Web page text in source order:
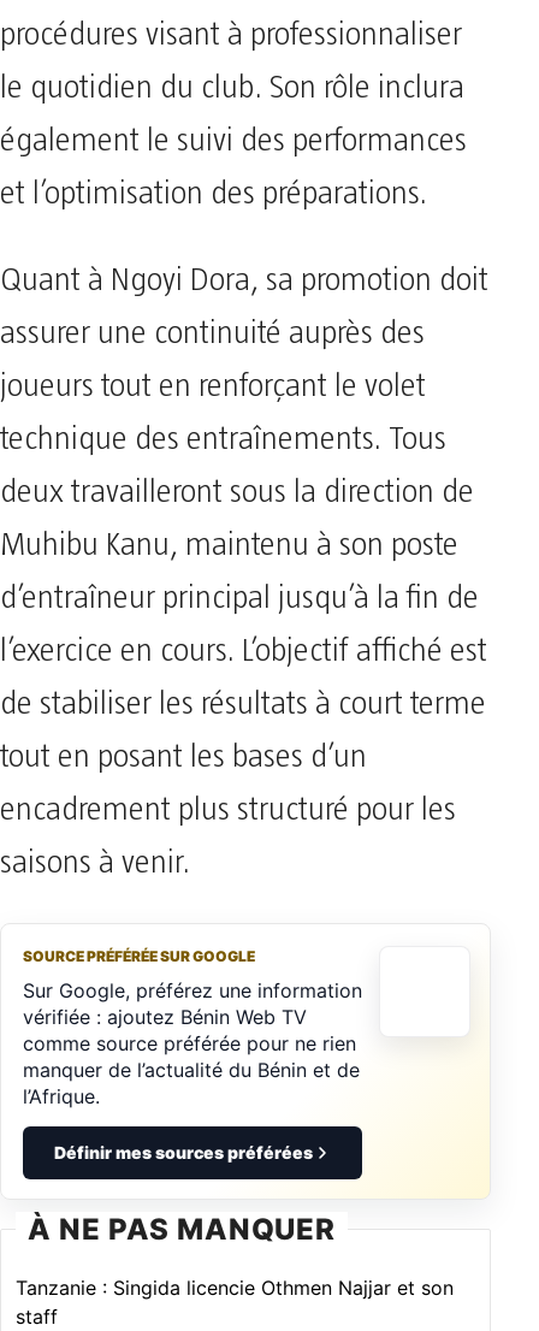
procédures visant à professionnaliser
le quotidien du club. Son rôle inclura
également le suivi des performances
et l’optimisation des préparations.
Quant à Ngoyi Dora, sa promotion doit
assurer une continuité auprès des
joueurs tout en renforçant le volet
technique des entraînements. Tous
deux travailleront sous la direction de
Muhibu Kanu, maintenu à son poste
d’entraîneur principal jusqu’à la fin de
l’exercice en cours. L’objectif affiché est
de stabiliser les résultats à court terme
tout en posant les bases d’un
encadrement plus structuré pour les
saisons à venir.
SOURCE PRÉFÉRÉE SUR GOOGLE
Sur Google, préférez une information
vérifiée : ajoutez Bénin Web TV
comme source préférée pour ne rien
manquer de l’actualité du Bénin et de
l’Afrique.
Définir mes sources préférées
À NE PAS MANQUER
Tanzanie : Singida licencie Othmen Najjar et son
staff